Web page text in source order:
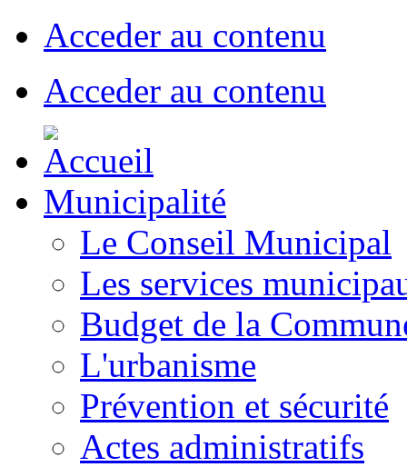
Acceder au contenu
Acceder au contenu
Municipalité
Le Conseil Municipal
Les services
Budget de la
L'urbanisme
Prévention et sécurité
Actes administratifs